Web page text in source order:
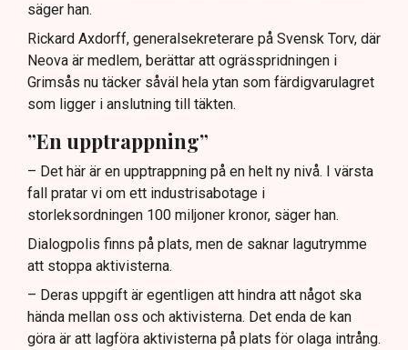
säger han.
Rickard Axdorff, generalsekreterare på Svensk Torv, där
Neova är medlem, berättar att ogrässpridningen i
Grimsås nu täcker såväl hela ytan som färdigvarulagret
som ligger i anslutning till täkten.
”En upptrappning”
– Det här är en upptrappning på en helt ny nivå. I värsta
fall pratar vi om ett industrisabotage i
storleksordningen 100 miljoner kronor, säger han.
Dialogpolis finns på plats, men de saknar lagutrymme
att stoppa aktivisterna.
– Deras uppgift är egentligen att hindra att något ska
hända mellan oss och aktivisterna. Det enda de kan
göra är att lagföra aktivisterna på plats för olaga intrång.